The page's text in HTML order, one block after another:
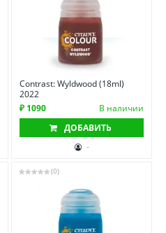
Contrast: Wyldwood (18ml)
2022
₽ 1090
В наличии
ДОБАВИТЬ
-
(0)